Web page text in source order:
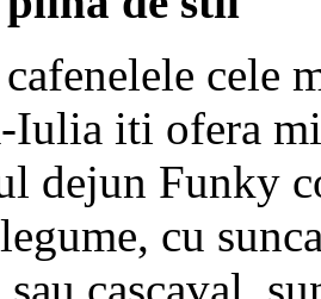
cele
Iulia iti ofera
dejun Funky
cu
cascaval,